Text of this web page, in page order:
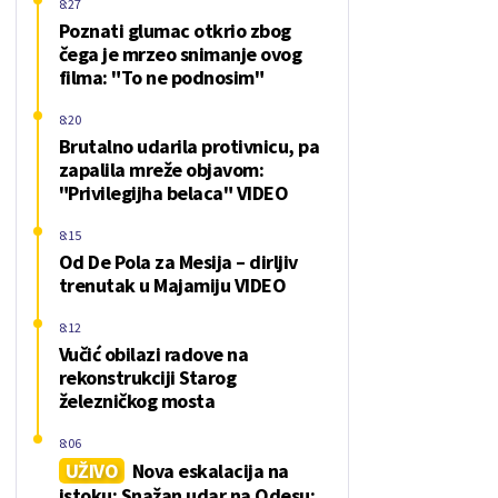
Poznati glumac otkrio zbog
čega je mrzeo snimanje ovog
filma: "To ne podnosim"
8:27
Brutalno udarila protivnicu, pa
zapalila mreže objavom:
"Privilegijha belaca" VIDEO
8:20
Od De Pola za Mesija – dirljiv
trenutak u Majamiju VIDEO
8:15
Vučić obilazi radove na
rekonstrukciji Starog
železničkog mosta
8:12
UŽIVO
Nova eskalacija na
8:06